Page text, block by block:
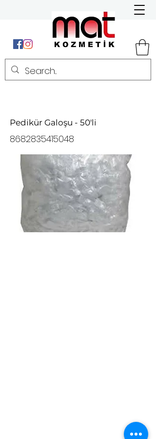
Pedikür Galoşu - 50'li
8682835415048